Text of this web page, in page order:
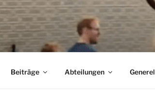
PUCHHEIM
im Landkreis Fürstenfeldbruck
Beiträge Abteilungen